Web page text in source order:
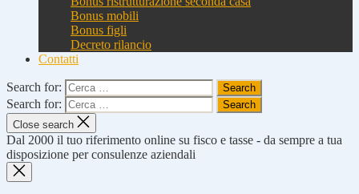
Bonus mobili
Bonus figli
Decreto rilancio
Contatti
Search for:
Search for:
Close search
Dal 2000 il tuo riferimento online su fisco e tasse - da sempre a tua
disposizione per consulenze aziendali